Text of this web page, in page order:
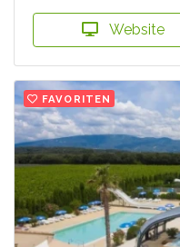
Website
FAVORITEN